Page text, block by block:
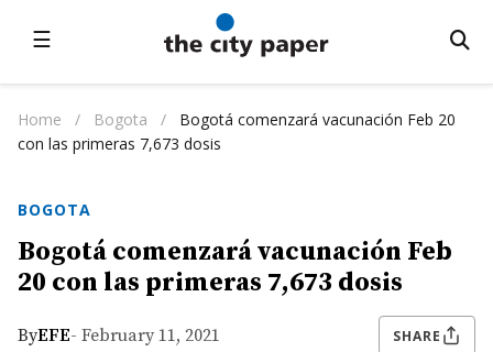
☰
Home / Bogota /
Bogotá comenzará vacunación Feb 20
con las primeras 7,673 dosis
BOGOTA
Bogotá comenzará vacunación Feb
20 con las primeras 7,673 dosis
ByEFE- February 11, 2021 SHARE